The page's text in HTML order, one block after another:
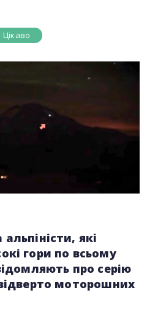
Цікаво
які
гори по всьому
про серію
моторошних